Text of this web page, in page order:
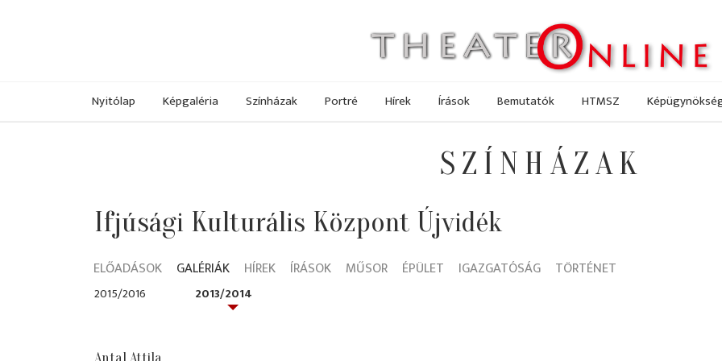
Nyitólap Képgaléria Színházak Portré Hírek Írások Bemutatók HTMSZ
SZÍNHÁZAK
Ifjúsági Kulturális Központ Újvidék
ELŐADÁSOK GALÉRIÁK HÍREK ÍRÁSOK MŰSOR ÉPÜLET IGAZGATÓSÁG TÖRTÉNET
2015/2016 2013/2014